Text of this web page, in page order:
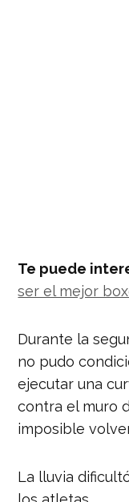
Te puede
ser el mejor
Durante la
no pudo
ejecutar una
contra el muro
imposible
La lluvia